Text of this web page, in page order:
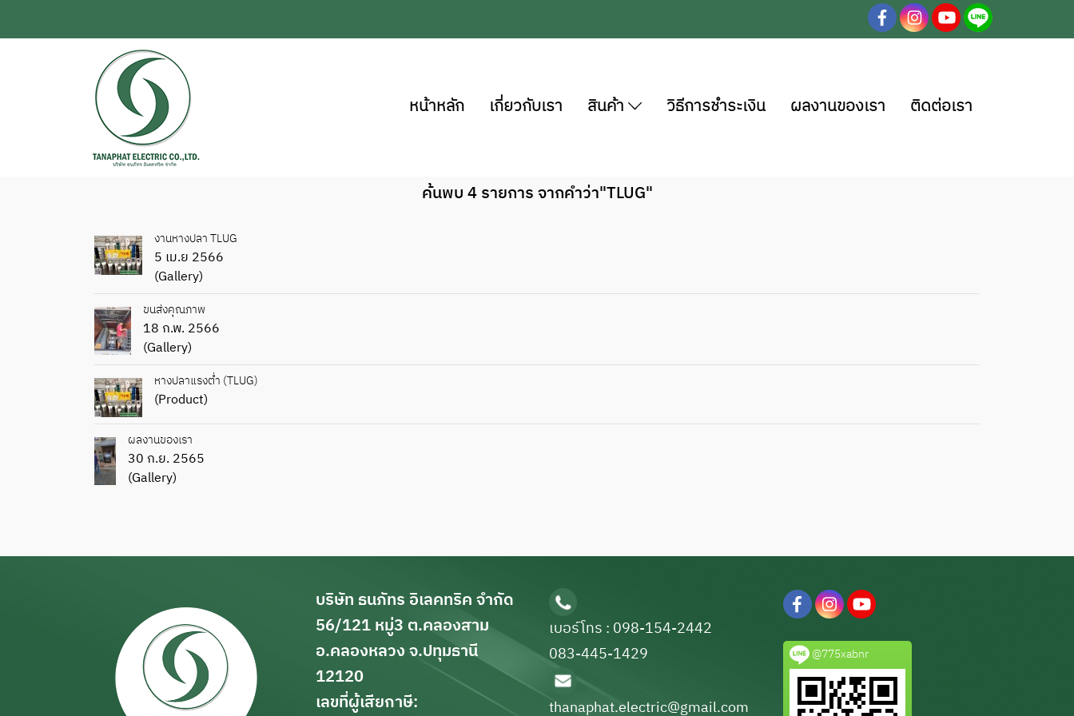
หน้าหลัก เกี่ยวกับเรา สินค้า วิธีการชำระเงิน ผลงานของเรา ติดต่อเรา
ค้นพบ 4 รายการ จากคำว่า"TLUG"
งานหางปลา TLUG
5 เม.ย 2566
(Gallery)
ขนส่งคุณภาพ
18 ก.พ. 2566
(Gallery)
หางปลาแรงต่ำ (TLUG)
(Product)
ผลงานของเรา
30 ก.ย. 2565
(Gallery)
บริษัท ธนภัทร อิเลคทริค จำกัด
56/121 หมู่3 ต.คลองสาม
อ.คลองหลวง จ.ปทุมธานี
12120
เลขที่ผู้เสียกาษี:
เบอร์โทร : 098-154-2442
083-445-1429
thanaphat.electric@gmail.com
@775xabnr